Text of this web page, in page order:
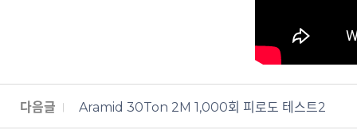
다음글 Aramid 30Ton 2M 1,000회 피로도 테스트2